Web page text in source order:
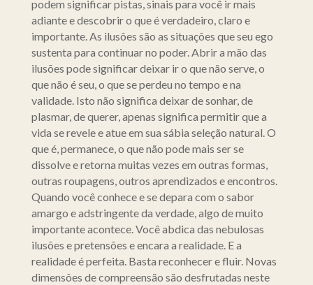
podem significar pistas, sinais para você ir mais
adiante e descobrir o que é verdadeiro, claro e
importante. As ilusões são as situações que seu ego
sustenta para continuar no poder. Abrir a mão das
ilusões pode significar deixar ir o que não serve, o
que não é seu, o que se perdeu no tempo e na
validade. Isto não significa deixar de sonhar, de
plasmar, de querer, apenas significa permitir que a
vida se revele e atue em sua sábia seleção natural. O
que é, permanece, o que não pode mais ser se
dissolve e retorna muitas vezes em outras formas,
outras roupagens, outros aprendizados e encontros.
Quando você conhece e se depara com o sabor
amargo e adstringente da verdade, algo de muito
importante acontece. Você abdica das nebulosas
ilusões e pretensões e encara a realidade. E a
realidade é perfeita. Basta reconhecer e fluir. Novas
dimensões de compreensão são desfrutadas neste